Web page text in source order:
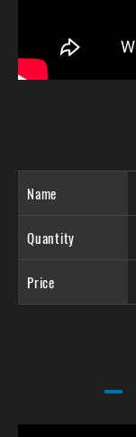
Name
Quantity
Price